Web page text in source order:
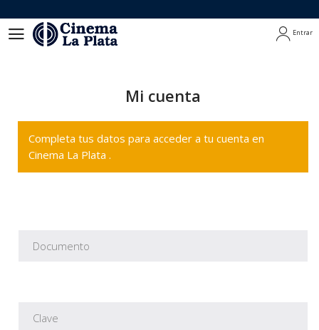
Entrar
Mi cuenta
Completa tus datos para acceder a tu cuenta en
Cinema La Plata .